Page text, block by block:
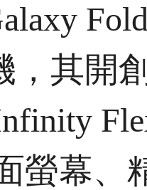
，其開
螢幕、